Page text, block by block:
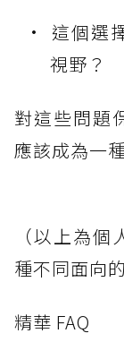
這個選
視野？
對這些問題
應該成為一
（以上為個
種不同面向
精華 FAQ